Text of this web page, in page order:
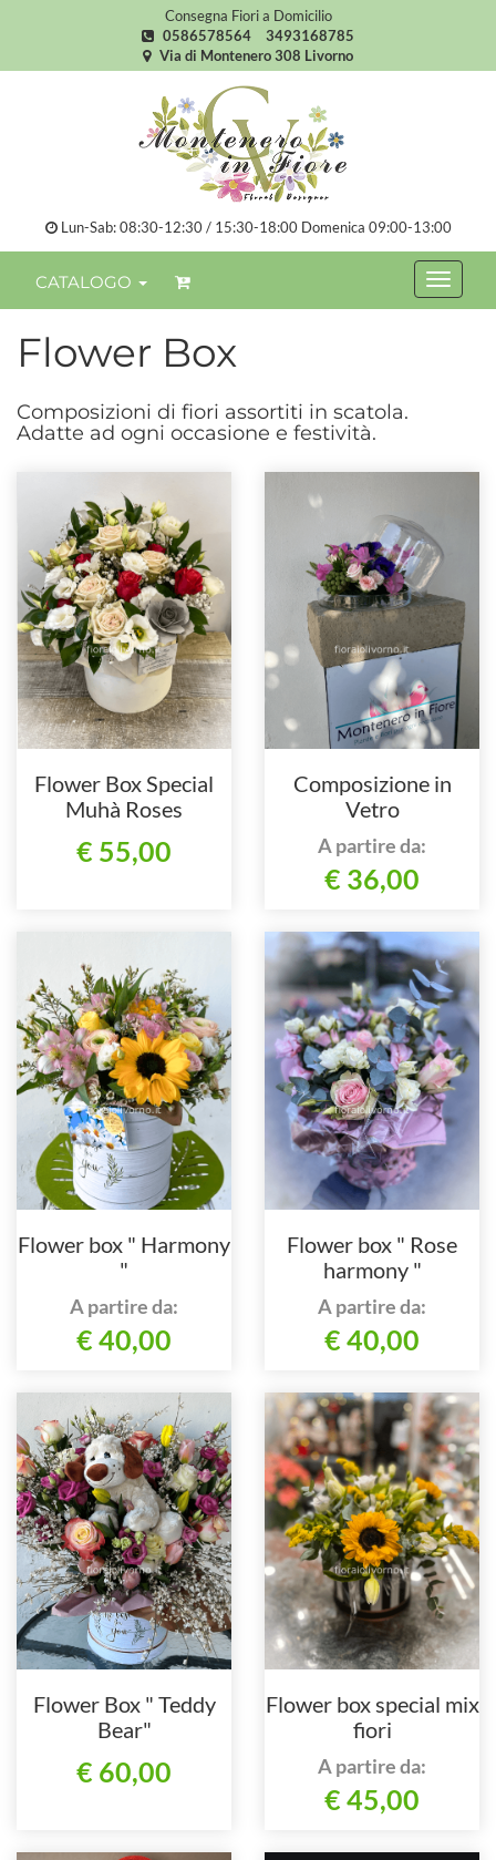
Consegna Fiori a Domicilio
0586578564
3493168785
Via di Montenero 308 Livorno
Lun-Sab: 08:30-12:30 / 15:30-18:00 Domenica 09:00-13:00
CATALOGO
Flower Box
Composizioni di fiori assortiti in scatola.
Adatte ad ogni occasione e festività.
Flower Box Special
Muhà Roses
€ 55,00
Composizione in
Vetro
A partire da:
€ 36,00
Flower box " Harmony
"
A partire da:
€ 40,00
Flower box " Rose
harmony "
A partire da:
€ 40,00
Flower Box " Teddy
Bear"
€ 60,00
Flower box special mix
fiori
A partire da:
€ 45,00